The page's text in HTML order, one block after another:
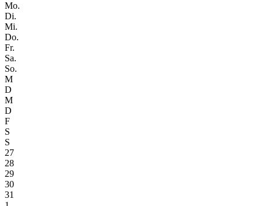
Mo.
Di.
Mi.
Do.
Fr.
Sa.
So.
M
D
M
D
F
S
S
27
28
29
30
31